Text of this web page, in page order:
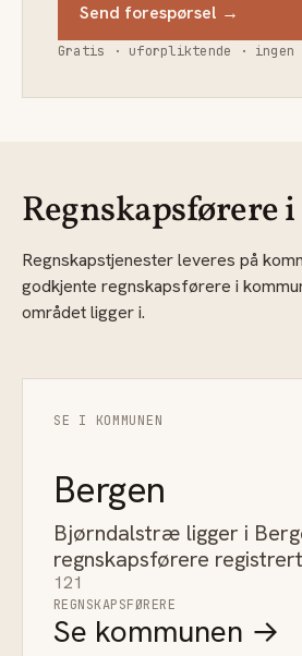
Send forespørsel →
Gratis · uforpliktende · ingen
Regnskapsførere
Regnskapstjenester leveres på
godkjente regnskapsførere i
området ligger i.
SE I KOMMUNEN
Bergen
Bjørndalstræ ligger i
regnskapsførere
121
REGNSKAPSFØRERE
Se kommunen →